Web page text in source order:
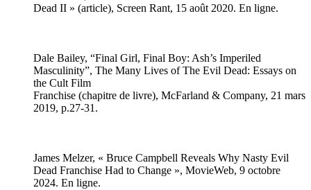
Dead II » (article), Screen Rant, 15 août 2020. En ligne.
Dale Bailey, “Final Girl, Final Boy: Ash’s Imperiled
Masculinity”, The Many Lives of The Evil Dead: Essays on
the Cult Film
Franchise (chapitre de livre), McFarland & Company, 21 mars
2019, p.27-31.
James Melzer, « Bruce Campbell Reveals Why Nasty Evil
Dead Franchise Had to Change », MovieWeb, 9 octobre
2024. En ligne.